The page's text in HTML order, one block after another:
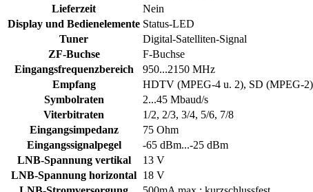
Lieferzeit
Nein
Display und Bedienelemente Status-LED
Tuner
Digital-Satelliten-Signal
ZF-Buchse
F-Buchse
Eingangsfrequenzbereich
950...2150 MHz
Empfang
HDTV (MPEG-4 u. 2), SD (MPEG-2)
Symbolraten
2...45 Mbaud/s
Viterbitraten
1/2, 2/3, 3/4, 5/6, 7/8
Eingangsimpedanz
75 Ohm
Eingangssignalpegel
-65 dBm...-25 dBm
LNB-Spannung vertikal
13 V
LNB-Spannung horizontal 18 V